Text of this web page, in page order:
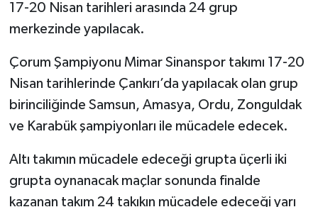
17-20 Nisan tarihleri arasında 24 grup
merkezinde yapılacak.
Çorum Şampiyonu Mimar Sinanspor takımı 17-20
Nisan tarihlerinde Çankırı’da yapılacak olan grup
birinciliğinde Samsun, Amasya, Ordu, Zonguldak
ve Karabük şampiyonları ile mücadele edecek.
Altı takımın mücadele edeceği grupta üçerli iki
grupta oynanacak maçlar sonunda finalde
kazanan takım 24 takıkın mücadele edeceği yarı